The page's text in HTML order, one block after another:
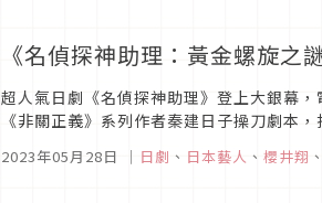
《名偵探神助理：黃金螺旋之
超人氣日劇《名偵探神助理》登上大銀幕
《非關正義》系列作者秦建日子操刀劇本
2023年05月28日 ｜ 日劇 、 日本藝人 、 櫻井翔 、